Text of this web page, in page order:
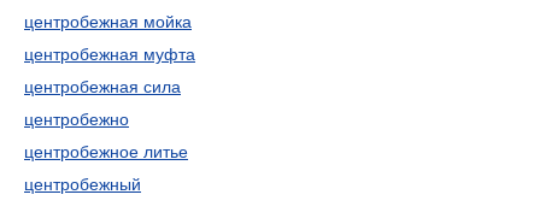
центробежная мойка
центробежная муфта
центробежная сила
центробежно
центробежное литье
центробежный